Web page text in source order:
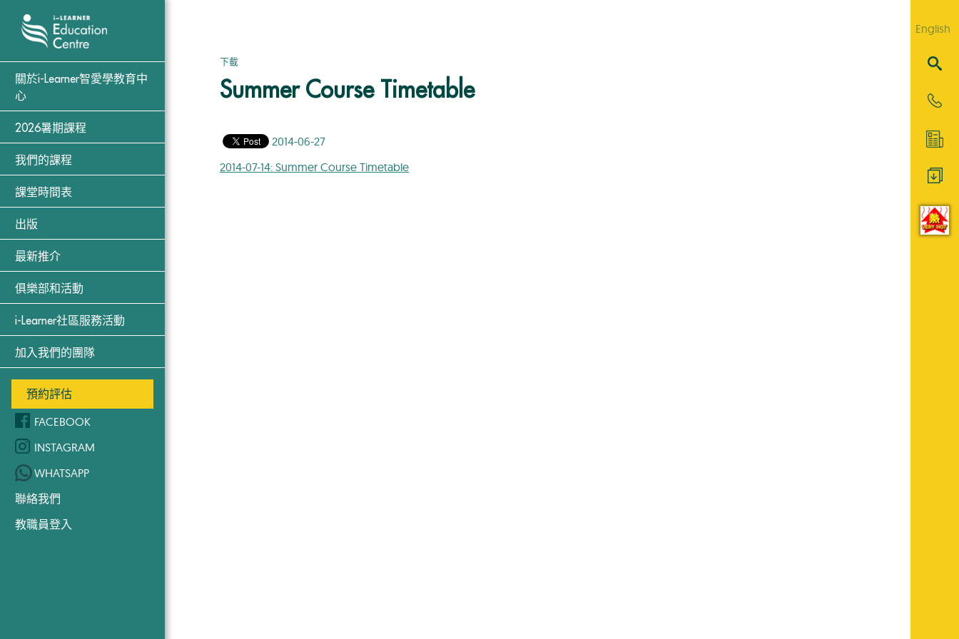
關於i-Learner智愛學教育中
心
2026暑期課程
我們的課程
課堂時間表
出版
最新推介
俱樂部和活動
i-Learner社區服務活動
加入我們的團隊
預約評估
FACEBOOK
INSTAGRAM
WHATSAPP
聯絡我們
教職員登入
下載
Summer Course Timetable
2014-06-27
2014-07-14: Summer Course Timetable
English